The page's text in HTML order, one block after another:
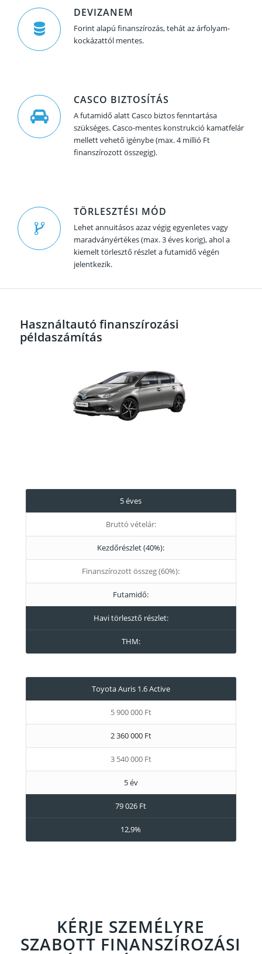
DEVIZANEM
Forint alapú finanszírozás, tehát az árfolyam-
kockázattól mentes.
CASCO BIZTOSÍTÁS
A futamidő alatt Casco biztos fenntartása
szükséges. Casco-mentes konstrukció kamatfelár
mellett vehető igénybe (max. 4 millió Ft
finanszírozott összegig).
TÖRLESZTÉSI MÓD
Lehet annuitásos azaz végig egyenletes vagy
maradványértékes (max. 3 éves korig), ahol a
kiemelt törlesztő részlet a futamidő végén
jelentkezik.
Használtautó finanszírozási
példaszámítás
5 éves
Bruttó vételár:
Kezdőrészlet (40%):
Finanszírozott összeg (60%):
Futamidő:
Havi törlesztő részlet:
THM:
Toyota Auris 1.6 Active
5 900 000 Ft
2 360 000 Ft
3 540 000 Ft
5 év
79 026 Ft
12,9%
KÉRJE SZEMÉLYRE
SZABOTT FINANSZÍROZÁSI